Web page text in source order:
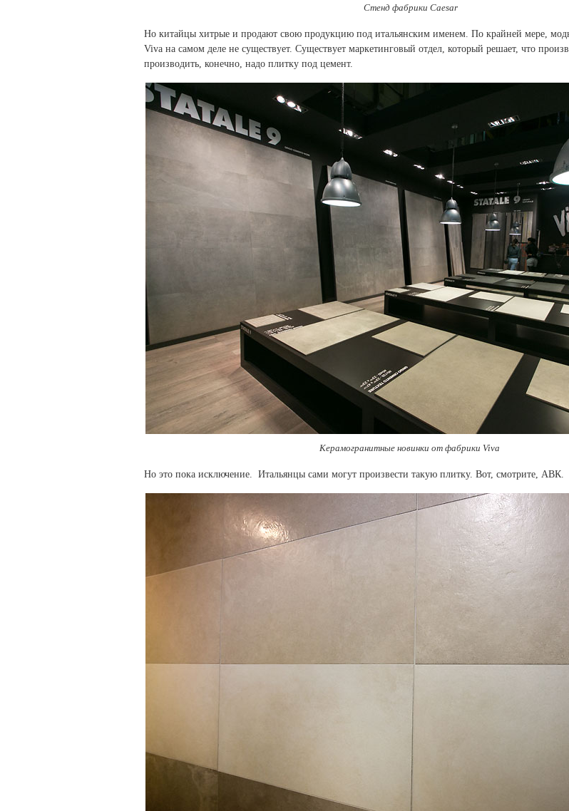
Стенд фабрики Caesar
Но китайцы хитрые и продают свою продукцию под итальянским именем. По крайней мере,
Viva на самом деле не существует. Существует маркетинговый отдел, который решает, что
производить, конечно, надо плитку под цемент.
Керамогранитные новинки от фабрики Viva
Но это пока исключение. Итальянцы сами могут произвести такую плитку. Вот, смотрите, АВК.